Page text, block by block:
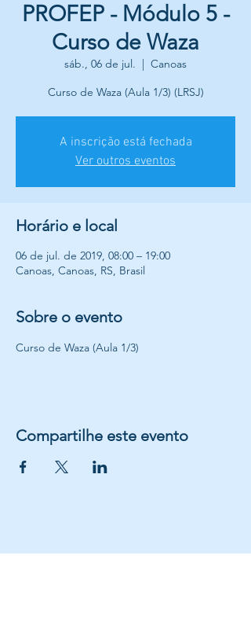
PROFEP - Módulo 5 -
Curso de Waza
sáb., 06 de jul.
  |
Canoas
Curso de Waza (Aula 1/3) (LRSJ)
A inscrição está fechada
Ver outros eventos
Horário e local
06 de jul. de 2019, 08:00 – 19:00
Canoas, Canoas, RS, Brasil
Sobre o evento
Curso de Waza (Aula 1/3)
Compartilhe este evento